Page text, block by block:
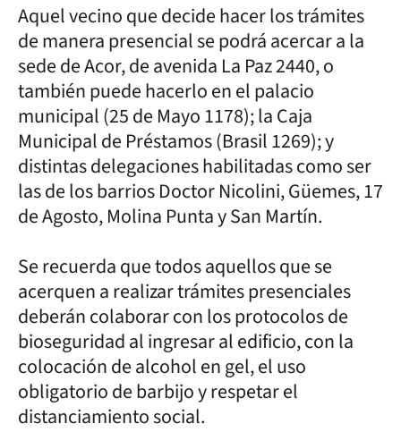
Aquel vecino que decide hacer los trámites
de manera presencial se podrá acercar a la
sede de Acor, de avenida La Paz 2440, o
también puede hacerlo en el palacio
municipal (25 de Mayo 1178); la Caja
Municipal de Préstamos (Brasil 1269); y
distintas delegaciones habilitadas como ser
las de los barrios Doctor Nicolini, Güemes, 17
de Agosto, Molina Punta y San Martín.
Se recuerda que todos aquellos que se
acerquen a realizar trámites presenciales
deberán colaborar con los protocolos de
bioseguridad al ingresar al edificio, con la
colocación de alcohol en gel, el uso
obligatorio de barbijo y respetar el
distanciamiento social.